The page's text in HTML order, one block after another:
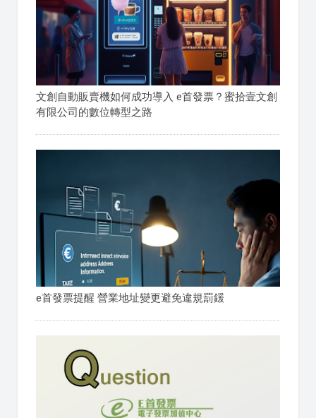
文創自動販賣機如何成功導入 e首發票？蜜拾壹文創
有限公司的數位轉型之路
e首發票提醒 營業地址變更避免違規罰鍰